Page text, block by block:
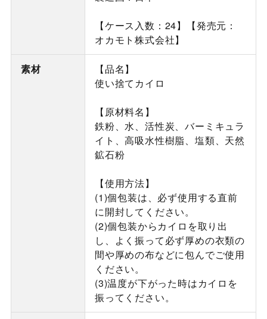
【ケース入数：24】【発売元：
オカモト株式会社】
素材
【品名】
使い捨てカイロ
【原材料名】
鉄粉、水、活性炭、バーミキュラ
イト、高吸水性樹脂、塩類、天然
鉱石粉
【使用方法】
(1)個包装は、必ず使用する直前
に開封してください。
(2)個包装からカイロを取り出
し、よく振って必ず厚めの衣類の
間や厚めの布などに包んでご使用
ください。
(3)温度が下がった時はカイロを
振ってください。